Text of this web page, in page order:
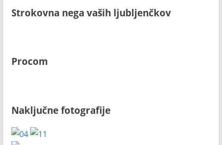
Strokovna nega vaših ljubljenčkov
Procom
Naključne fotografije